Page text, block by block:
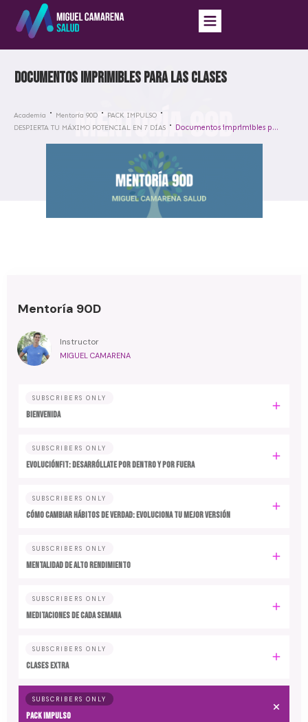
Documentos imprimibles para las clases
Academia Mentoría 90D
PACK IMPULSO
DESPIERTA TU MÁXIMO POTENCIAL EN 7 DÍAS
Documentos imprimibles para las clases
Mentoría 90D
Instructor
MIGUEL CAMARENA
SUBSCRIBERS ONLY
BIENVENIDA
SUBSCRIBERS ONLY
EvoluciónFit: desarróllate por dentro y por fuera
SUBSCRIBERS ONLY
Cómo cambiar hábitos de verdad: evoluciona tu mejor versión
SUBSCRIBERS ONLY
MENTALIDAD DE ALTO RENDIMIENTO
SUBSCRIBERS ONLY
MEDITACIONES DE CADA SEMANA
SUBSCRIBERS ONLY
CLASES EXTRA
SUBSCRIBERS ONLY
PACK IMPULSO